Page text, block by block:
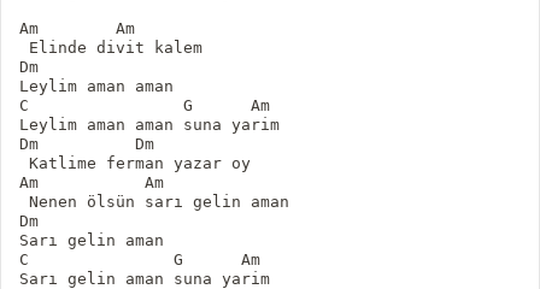
Am        Am
Elinde divit kalem
Dm
Leylim aman aman
C                G      Am
Leylim aman aman suna yarim
Dm          Dm
Katlime ferman yazar oy
Am           Am
Nenen ölsün sarı gelin aman
Dm
Sarı gelin aman
C               G      Am
Sarı gelin aman suna yarim